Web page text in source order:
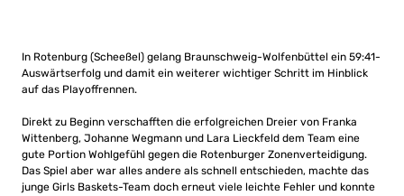
In Rotenburg (Scheeßel) gelang Braunschweig-Wolfenbüttel ein 59:41-
Auswärtserfolg und damit ein weiterer wichtiger Schritt im Hinblick
auf das Playoffrennen.
Direkt zu Beginn verschafften die erfolgreichen Dreier von Franka
Wittenberg, Johanne Wegmann und Lara Lieckfeld dem Team eine
gute Portion Wohlgefühl gegen die Rotenburger Zonenverteidigung.
Das Spiel aber war alles andere als schnell entschieden, machte das
junge Girls Baskets-Team doch erneut viele leichte Fehler und konnte